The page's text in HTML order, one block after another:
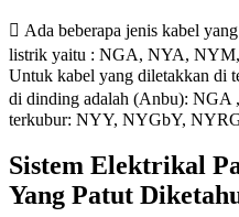
 Ada beberapa jenis kabel
listrik yaitu : NGA, NYA,
Untuk kabel yang diletakkan di
di dinding adalah (Anbu):
terkubur: NYY, NYGbY,
Sistem Elektrikal
Yang Patut